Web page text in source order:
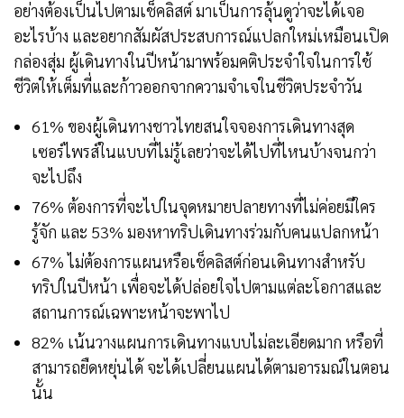
อย่างต้องเป็นไปตามเช็คลิสต์ มาเป็นการลุ้นดูว่าจะได้เจอ
อะไรบ้าง และอยากสัมผัสประสบการณ์แปลกใหม่เหมือนเปิด
กล่องสุ่ม ผู้เดินทางในปีหน้ามาพร้อมคติประจำใจในการใช้
ชีวิตให้เต็มที่และก้าวออกจากความจำเจในชีวิตประจำวัน
61% ของผู้เดินทางชาวไทยสนใจจองการเดินทางสุด
เซอร์ไพรส์ในแบบที่ไม่รู้เลยว่าจะได้ไปที่ไหนบ้างจนกว่า
จะไปถึง
76% ต้องการที่จะไปในจุดหมายปลายทางที่ไม่ค่อยมีใคร
รู้จัก และ 53% มองหาทริปเดินทางร่วมกับคนแปลกหน้า
67% ไม่ต้องการแผนหรือเช็คลิสต์ก่อนเดินทางสำหรับ
ทริปในปีหน้า เพื่อจะได้ปล่อยใจไปตามแต่ละโอกาสและ
สถานการณ์เฉพาะหน้าจะพาไป
82% เน้นวางแผนการเดินทางแบบไม่ละเอียดมาก หรือที่
สามารถยืดหยุ่นได้ จะได้เปลี่ยนแผนได้ตามอารมณ์ในตอน
นั้น